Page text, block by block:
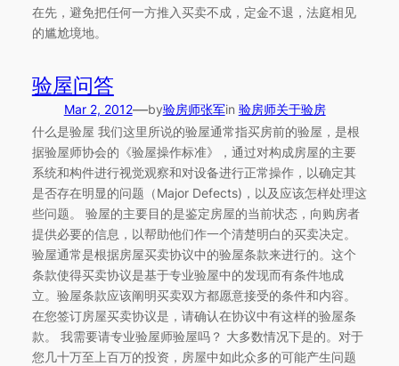
在先，避免把任何一方推入买卖不成，定金不退，法庭相见
的尴尬境地。
验屋问答
Mar 2, 2012—by验房师张军in 验房师关于验房
什么是验屋 我们这里所说的验屋通常指买房前的验屋，是根
据验屋师协会的《验屋操作标准》，通过对构成房屋的主要
系统和构件进行视觉观察和对设备进行正常操作，以确定其
是否存在明显的问题（Major Defects)，以及应该怎样处理这
些问题。 验屋的主要目的是鉴定房屋的当前状态，向购房者
提供必要的信息，以帮助他们作一个清楚明白的买卖决定。
验屋通常是根据房屋买卖协议中的验屋条款来进行的。这个
条款使得买卖协议是基于专业验屋中的发现而有条件地成
立。验屋条款应该阐明买卖双方都愿意接受的条件和内容。
在您签订房屋买卖协议是，请确认在协议中有这样的验屋条
款。 我需要请专业验屋师验屋吗？ 大多数情况下是的。对于
您几十万至上百万的投资，房屋中如此众多的可能产生问题